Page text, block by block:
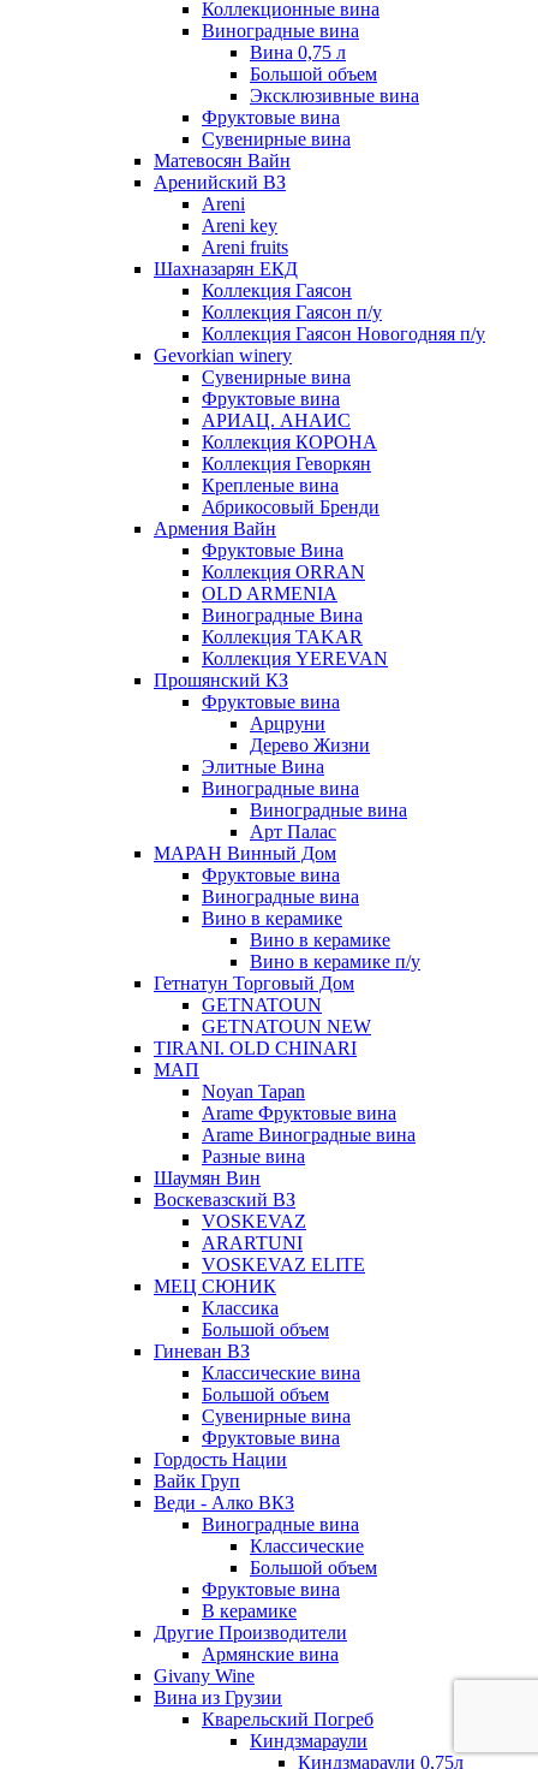
Коллекционные вина
Виноградные вина
Вина 0,75 л
Большой объем
Эксклюзивные вина
Фруктовые вина
Cувенирные вина
Матевосян Вайн
Аренийский ВЗ
Areni
Areni key
Areni fruits
Шахназарян ЕКД
Коллекция Гаясон
Коллекция Гаясон п/у
Коллекция Гаясон Новогодняя п/у
Gevorkian winery
Сувенирные вина
Фруктовые вина
АРИАЦ. АНАИС
Коллекция КОРОНА
Коллекция Геворкян
Крепленые вина
Абрикосовый Бренди
Армения Вайн
Фруктовые Вина
Коллекция ORRAN
OLD ARMENIA
Виноградные Вина
Коллекция TAKAR
Коллекция YEREVAN
Прошянский КЗ
Фруктовые вина
Арцруни
Дерево Жизни
Элитные Вина
Виноградные вина
Виноградные вина
Арт Палас
МАРАН Винный Дом
Фруктовые вина
Виноградные вина
Вино в керамике
Вино в керамике
Вино в керамике п/у
Гетнатун Торговый Дом
GETNATOUN
GETNATOUN NEW
TIRANI. OLD CHINARI
МАП
Noyan Tapan
Arame Фруктовые вина
Arame Виноградные вина
Разные вина
Шаумян Вин
Воскевазский ВЗ
VOSKEVAZ
ARARTUNI
VOSKEVAZ ELITE
МЕЦ СЮНИК
Классика
Большой объем
Гиневан ВЗ
Классические вина
Большой объем
Сувенирные вина
Фруктовые вина
Гордость Нации
Вайк Груп
Веди - Алко ВКЗ
Виноградные вина
Классические
Большой объем
Фруктовые вина
В керамике
Другие Производители
Армянские вина
Givany Wine
Вина из Грузии
Кварельский Погреб
Киндзмараули
Киндзмараули 0,75л